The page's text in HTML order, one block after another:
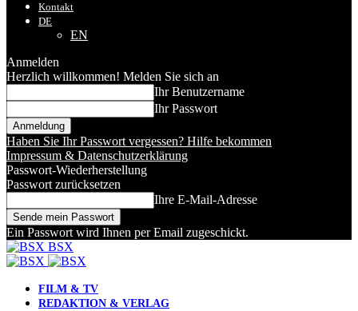
Kontakt
DE
EN
Anmelden
Herzlich willkommen! Melden Sie sich an
Ihr Benutzername
Ihr Passwort
Haben Sie Ihr Passwort vergessen? Hilfe bekommen
Impressum & Datenschutzerklärung
Passwort-Wiederherstellung
Passwort zurücksetzen
Ihre E-Mail-Adresse
Ein Passwort wird Ihnen per Email zugeschickt.
BSX
FILM & TV
REDAKTION & VERLAG